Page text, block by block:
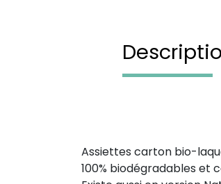
Assiettes carton bio-
100% biodégradables et